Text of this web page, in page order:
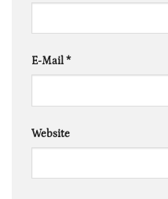
E-Mail*
Website